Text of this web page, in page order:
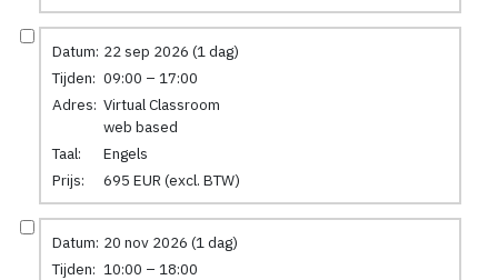
Datum: 22 sep 2026 (1 dag)
Tijden: 09:00 – 17:00
Adres: Virtual Classroom
web based
Taal:
Engels
Prijs:
695 EUR (excl. BTW)
Datum: 20 nov 2026 (1 dag)
Tijden: 10:00 – 18:00